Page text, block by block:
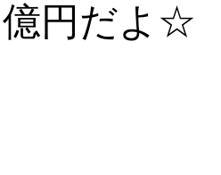
円だよ☆